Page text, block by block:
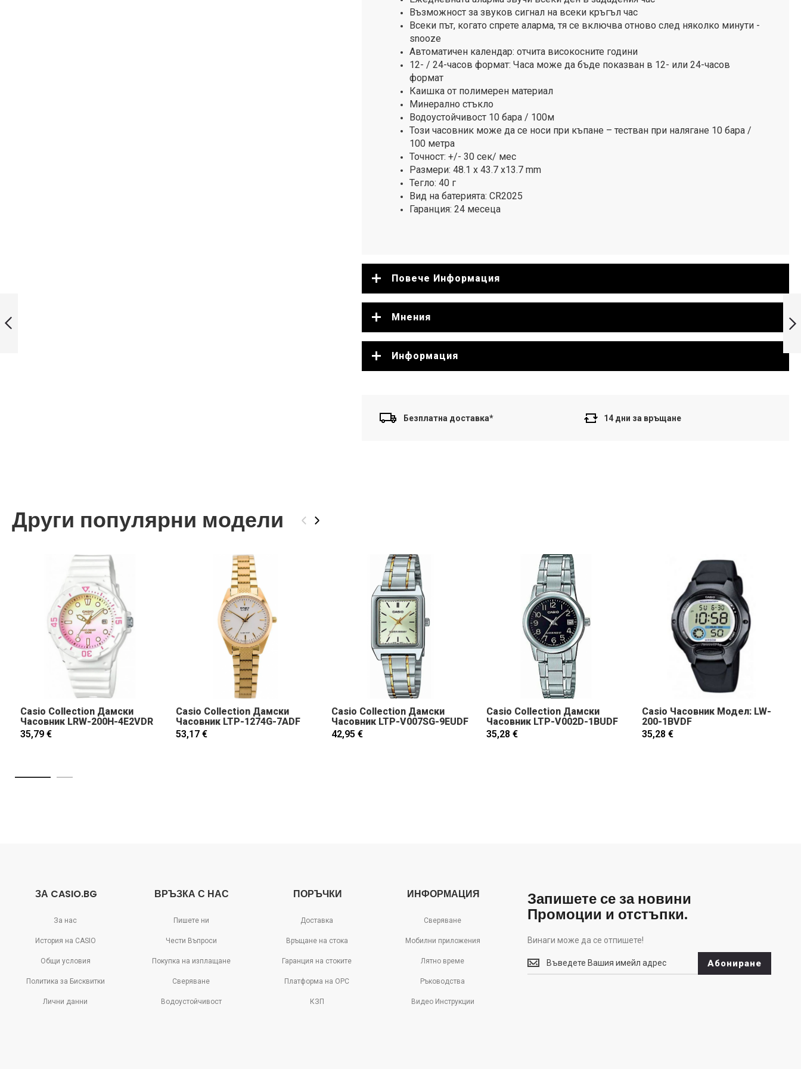
Възможност за звуков сигнал на всеки кръгъл час
Всеки път, когато спрете аларма, тя се включва отново след няколко минути -
snooze
Автоматичен календар: отчита високосните години
12- / 24-часов формат: Часа може да бъде показван в 12- или 24-часов
формат
Каишка от полимерен материал
Минерално стъкло
Водоустойчивост 10 бара / 100м
Този часовник може да се носи при къпане – тестван при налягане 10 бара /
100 метра
Точност: +/- 30 сек/ мес
Размери: 48.1 х 43.7 х13.7 mm
Тегло: 40 г
Вид на батерията: CR2025
Гаранция: 24 месеца
Повече Информация
Мнения
Информация
Безплатна доставка* 14 дни за връщане
Други популярни модели ‹ ›
Casio Collection Дамски
Часовник LRW-200H-4E2VDR
35,79 €
Casio Collection Дамски
Часовник LTP-1274G-7ADF
53,17 €
Casio Collection Дамски
Часовник LTP-V007SG-9EUDF
42,95 €
Casio Collection Дамски
Часовник LTP-V002D-1BUDF
35,28 €
Casio Часовник Модел: LW-
200-1BVDF
35,28 €
Запишете се за новини
Промоции и отстъпки.
Винаги може да се отпишете!
Винаги
може
Абониране
ЗА CASIO.BG
За нас
История на CASIO
Общи условия
Политика за Бисквитки
Лични данни
ВРЪЗКА С НАС
Пишете ни
Чести Въпроси
Покупка на изплащане
Сверяване
Водоустойчивост
ПОРЪЧКИ
Доставка
Връщане на стока
Гаранция на стоките
Платформа на ОРС
КЗП
ИНФОРМАЦИЯ
Сверяване
Мобилни приложения
Лятно време
Ръководства
Видео Инструкции